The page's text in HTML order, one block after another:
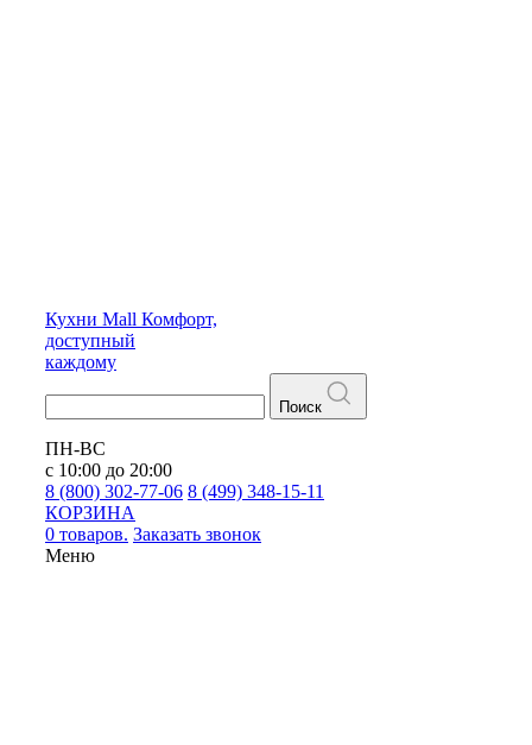
Кухни Mall Комфорт,
доступный
каждому
Поиск
ПН-ВС
с 10:00 до 20:00
8 (800) 302-77-06 8 (499) 348-15-11
КОРЗИНА
0 товаров. Заказать звонок
Меню